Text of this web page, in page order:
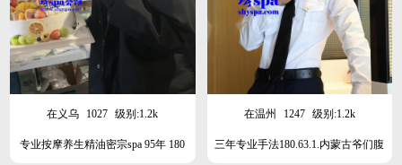
在义乌 1027 级别:1.2k
专业按摩养生精油密宗spa 95年 180
在温州 1247 级别:1.2k
三年专业手法180.63.1.内蒙古爷们腹